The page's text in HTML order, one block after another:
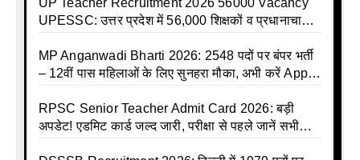
UP Teacher Recruitment 2026 56000 Vacancy
UPESSC: उत्तर प्रदेश में 56,000 शिक्षकों व प्रधानाचार्यों
MP Anganwadi Bharti 2026: 2548 पदों पर बंपर भर्ती
– 12वीं पास महिलाओं के लिए सुनहरा मौका, अभी करें Apply
RPSC Senior Teacher Admit Card 2026: बड़ी
अपडेट! एडमिट कार्ड जल्द जारी, परीक्षा से पहले जानें सभी